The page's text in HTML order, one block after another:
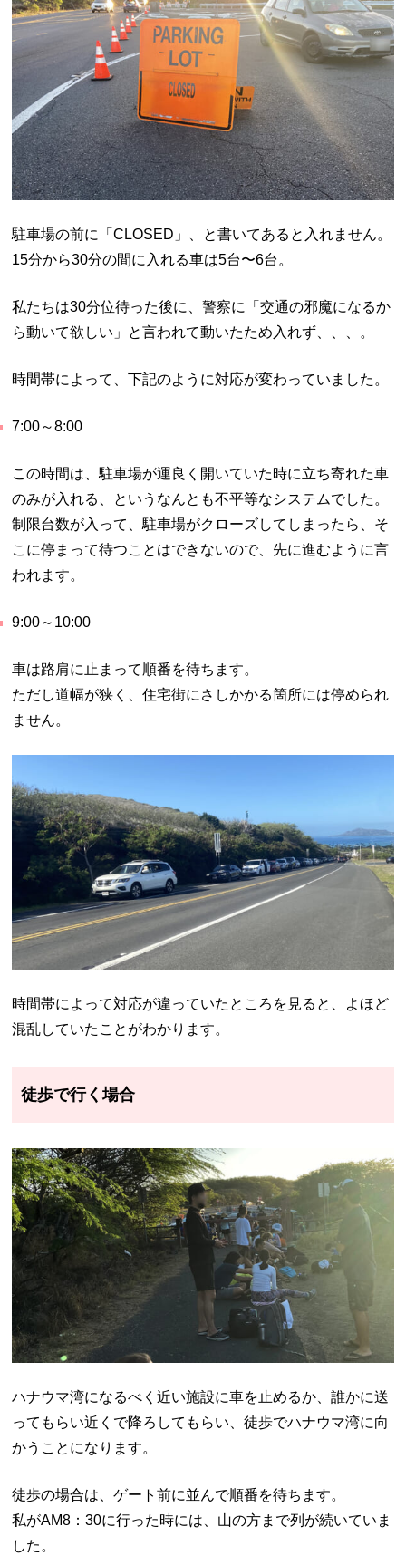
駐車場の前に「CLOSED」、と書いてあると入れません。
15分から30分の間に入れる車は5台〜6台。
私たちは30分位待った後に、警察に「交通の邪魔になるか
ら動いて欲しい」と言われて動いたため入れず、、、。
時間帯によって、下記のように対応が変わっていました。
7:00～8:00
この時間は、駐車場が運良く開いていた時に立ち寄れた車
のみが入れる、というなんとも不平等なシステムでした。
制限台数が入って、駐車場がクローズしてしまったら、そ
こに停まって待つことはできないので、先に進むように言
われます。
9:00～10:00
車は路肩に止まって順番を待ちます。
ただし道幅が狭く、住宅街にさしかかる箇所には停められ
ません。
時間帯によって対応が違っていたところを見ると、よほど
混乱していたことがわかります。
徒歩で行く場合
ハナウマ湾になるべく近い施設に車を止めるか、誰かに送
ってもらい近くで降ろしてもらい、徒歩でハナウマ湾に向
かうことになります。
徒歩の場合は、ゲート前に並んで順番を待ちます。
私がAM8 ：30に行った時には、山の方まで列が続いていま
した。